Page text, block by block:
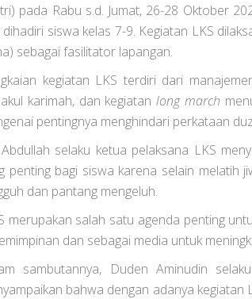
pada Rabu s.d. Jumat, 26-28 Oktober
dihadiri siswa kelas 7-9. Kegiatan LKS
sebagai fasilitator lapangan.
kegiatan LKS terdiri dari
karimah, dan kegiatanlong march
pentingnya menghindari perkataan
selaku ketua pelaksana LKS
penting bagi siswa karena selain melatih
dan pantang mengeluh.
merupakan salah satu agenda penting
dan sebagai media untuk
sambutannya, Duden Aminudin
bahwa dengan adanya